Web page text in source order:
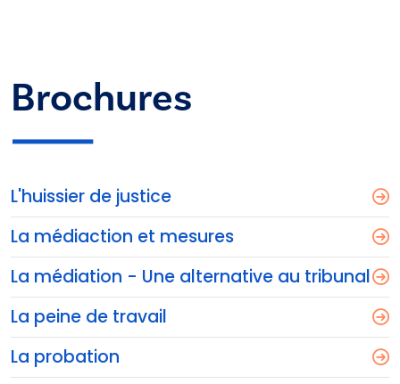
Brochures
L'huissier de justice
La médiaction et mesures
La médiation - Une alternative au tribunal
La peine de travail
La probation